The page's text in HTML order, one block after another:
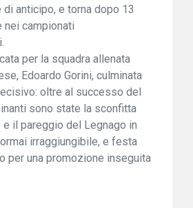
anticipo, e torna dopo 13
nei campionati
per la squadra allenata
Edoardo Gorini, culminata
oltre al successo del
sono state la sconfitta
il pareggio del Legnago in
irraggiungibile, e festa
per una promozione inseguita